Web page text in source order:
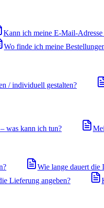
Kann ich meine E-Mail-Adresse
Wo finde ich meine
/ individuell gestalten?
was kann ich tun?
Wie lange dauert die
Lieferung angeben?